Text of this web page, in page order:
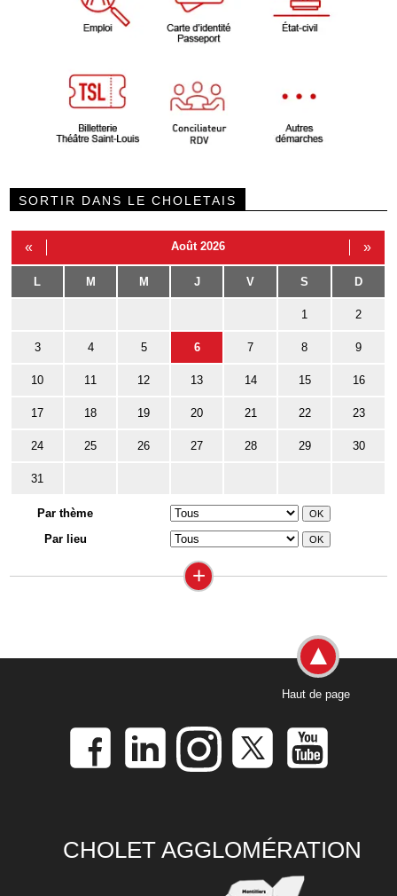
SORTIR DANS LE CHOLETAIS
« Août 2026 »
L M M J V S D
1 2
3 4 5 6 7 8 9
10 11 12 13 14 15 16
17 18 19 20 21 22 23
24 25 26 27 28 29 30
31
Par thème
Par lieu
+
Haut de page
CHOLET AGGLOMÉRATION